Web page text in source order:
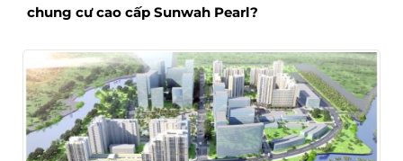
chung cư cao cấp Sunwah Pearl?